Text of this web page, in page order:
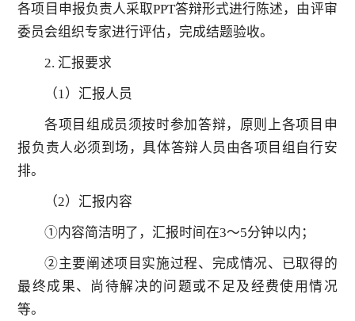
各项目申报负责人采取PPT答辩形式进行陈述，由评审
委员会组织专家进行评估，完成结题验收。
2. 汇报要求
（1）汇报人员
各项目组成员须按时参加答辩，原则上各项目申
报负责人必须到场，具体答辩人员由各项目组自行安
排。
（2）汇报内容
①内容简洁明了，汇报时间在3～5分钟以内；
②主要阐述项目实施过程、完成情况、已取得的
最终成果、尚待解决的问题或不足及经费使用情况
等。